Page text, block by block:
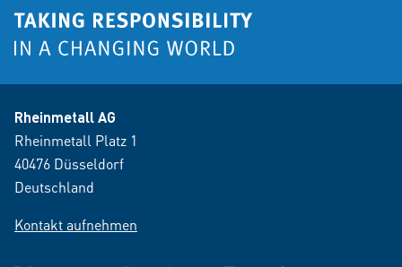
Rheinmetall AG
Rheinmetall Platz 1
40476 Düsseldorf
Deutschland
Kontakt aufnehmen